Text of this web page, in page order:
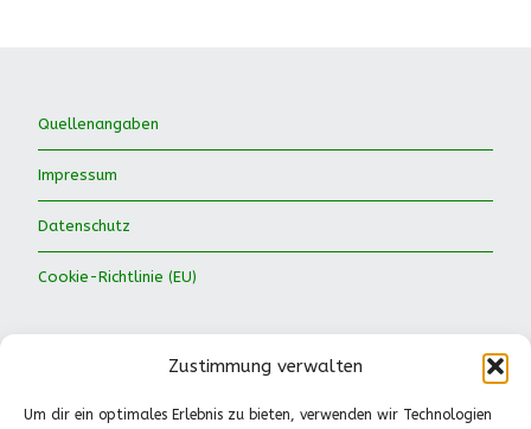
Zustimmung verwalten
Um dir ein optimales Erlebnis zu bieten, verwenden wir Technologien
Quellenangaben
Impressum
Datenschutz
Cookie-Richtlinie (EU)